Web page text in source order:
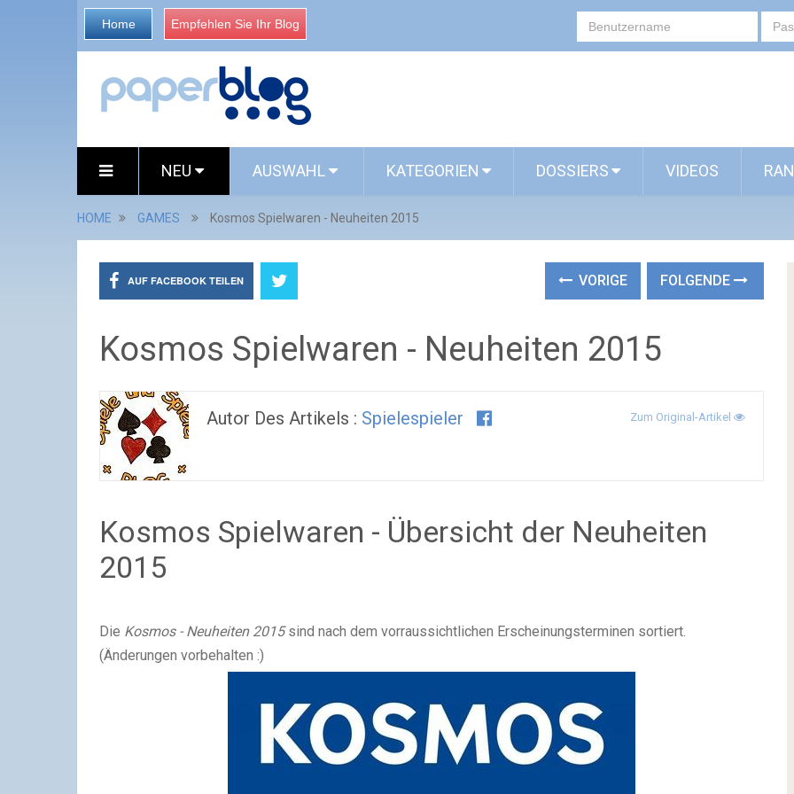
Home Empfehlen Sie Ihr Blog
NEU AUSWAHL KATEGORIEN DOSSIERS VIDEOS
HOME GAMES Kosmos Spielwaren - Neuheiten 2015
AUF FACEBOOK TEILEN VORIGE FOLGENDE
Kosmos Spielwaren - Neuheiten 2015
Autor Des Artikels : Spielespieler Zum Original-Artikel
Kosmos Spielwaren - Übersicht der Neuheiten
2015
Die Kosmos - Neuheiten 2015sind nach dem vorraussichtlichen Erscheinungsterminen sortiert.
(Änderungen vorbehalten :)